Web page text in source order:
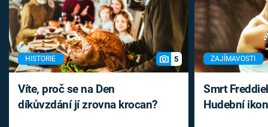
HISTORIE 5
Víte, proč se na Den
díkůvzdání jí zrovna krocan?
ZAJÍMAVOSTI
Smrt
Hudební